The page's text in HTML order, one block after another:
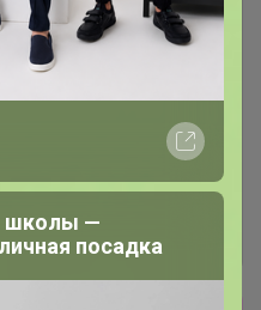
школы —
посадка